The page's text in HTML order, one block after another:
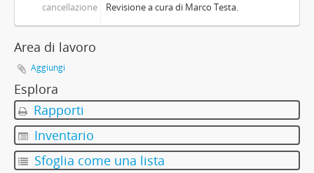
cancellazione
Revisione a cura di Marco Testa.
Area di lavoro
Aggiungi
Esplora
Rapporti
Inventario
Sfoglia come una lista